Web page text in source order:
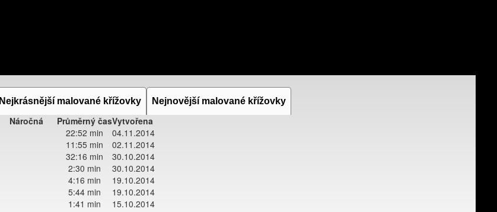
Nejkrásnější malované křížovky Nejnovější malované křížovky
Náročná Průměrný časVytvořena
22:52 min
04.11.2014
11:55 min
02.11.2014
32:16 min
30.10.2014
2:30 min
30.10.2014
4:16 min
19.10.2014
5:44 min
19.10.2014
1:41 min
15.10.2014